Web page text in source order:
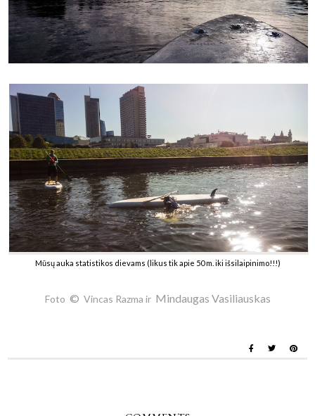
Mūsų auka statistikos dievams (likus tik apie 50 m. iki išsilaipinimo!!!)
Foto © Vincas Razma ir Mindaugas Vasiliauskas